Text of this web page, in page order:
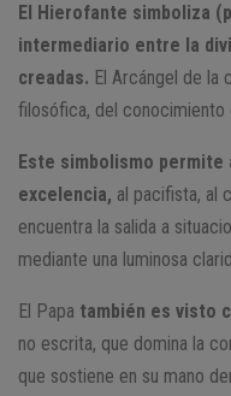
El Hierofante simboliza
intermediario entre la
creadas. El Arcángel de la
filosófica, del conocimiento
Este simbolismo
excelencia, al pacifista, al
encuentra la salida a
mediante una luminosa
El Papa también es visto
no escrita, que domina la
que sostiene en su mano